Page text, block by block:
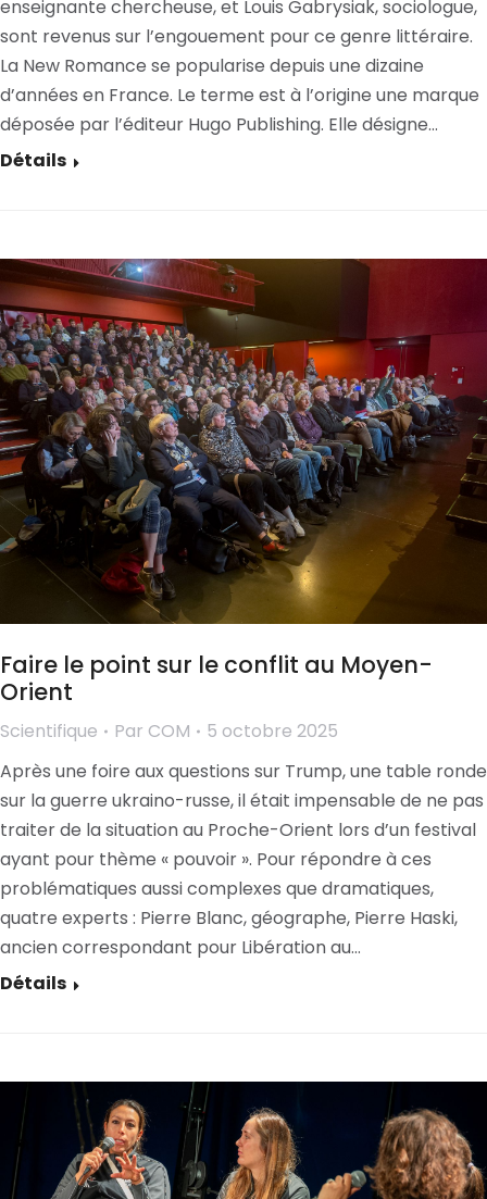
enseignante chercheuse, et Louis Gabrysiak, sociologue,
sont revenus sur l’engouement pour ce genre littéraire.
La New Romance se popularise depuis une dizaine
d’années en France. Le terme est à l’origine une marque
déposée par l’éditeur Hugo Publishing. Elle désigne…
Détails
Faire le point sur le conflit au Moyen-
Orient
Scientifique Par COM
5 octobre 2025
Après une foire aux questions sur Trump, une table ronde
sur la guerre ukraino-russe, il était impensable de ne pas
traiter de la situation au Proche-Orient lors d’un festival
ayant pour thème « pouvoir ». Pour répondre à ces
problématiques aussi complexes que dramatiques,
quatre experts : Pierre Blanc, géographe, Pierre Haski,
ancien correspondant pour Libération au…
Détails